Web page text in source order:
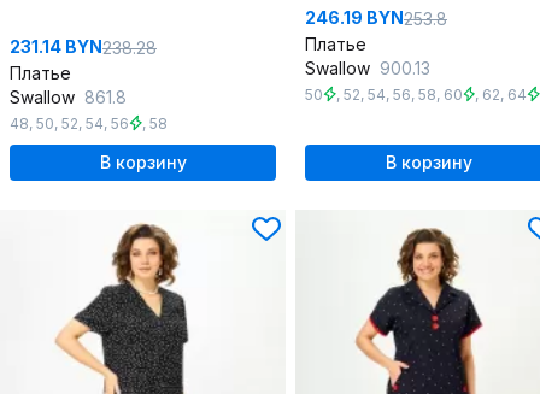
231.14 BYN238.28
Платье
Swallow 861.8
48, 50, 52, 54, 56 , 58
В корзину
246.19 BYN253.8
Платье
Swallow 900.13
50 , 52, 54, 56, 58, 60 , 62, 64
В корзину